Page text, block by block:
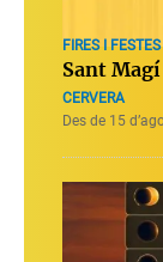
FIRES I FESTES
Sant Magí
CERVERA
Des de 15